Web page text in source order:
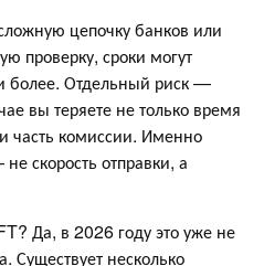
цепочку банков или
проверку, сроки могут
более. Отдельный риск —
вы теряете не только время
часть комиссии. Именно
скорость отправки, а
Да, в 2026 году это уже не
Существует несколько